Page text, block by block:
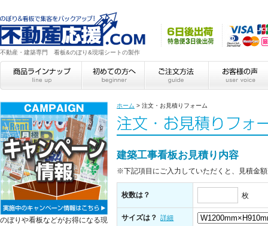
不動産・建築専門 看板&のぼり&現場シートの製作
ホーム > 注文・お見積りフォーム
建築工事看板お見積り内容
※下記項目にご入力していただくと、見積金
枚数は？ 枚
サイズは？ 詳細
のぼりや看板などがお得になる現